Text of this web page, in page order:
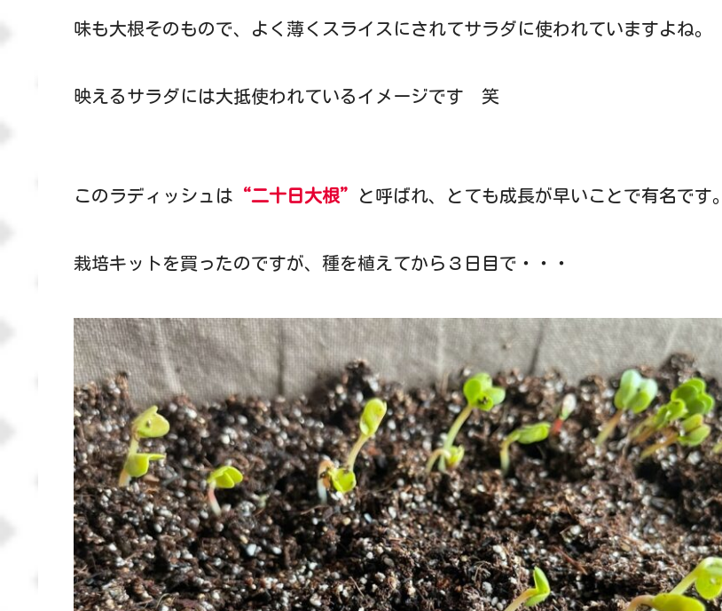
味も大根そのもので、よく薄くスライスにされてサラダに使われていますよね。
映えるサラダには大抵使われているイメージです 笑
このラディッシュは “二十日大根” と呼ばれ、とても成長が早いことで有名です。
栽培キットを買ったのですが、種を植えてから３日目で・・・